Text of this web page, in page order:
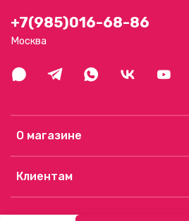
О магазине
Клиентам
+7(985)016-68-86
Москва